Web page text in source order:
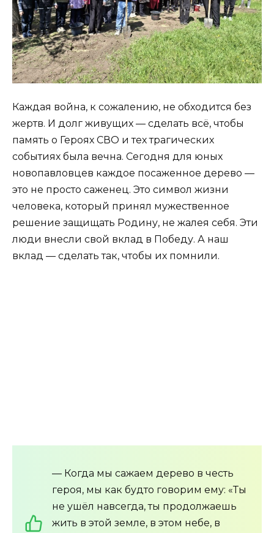
Каждая война, к сожалению, не обходится без
жертв. И долг живущих — сделать всё, чтобы
память о Героях СВО и тех трагических
событиях была вечна. Сегодня для юных
новопавловцев каждое посаженное дерево —
это не просто саженец. Это символ жизни
человека, который принял мужественное
решение защищать Родину, не жалея себя. Эти
люди внесли свой вклад в Победу. А наш
вклад — сделать так, чтобы их помнили.
— Когда мы сажаем дерево в честь
героя, мы как будто говорим ему: «Ты
не ушёл навсегда, ты продолжаешь
жить в этой земле, в этом небе, в